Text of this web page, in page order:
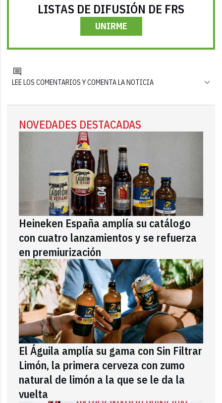
LISTAS DE DIFUSIÓN DE FRS
UNIRME
LEE LOS COMENTARIOS Y COMENTA LA NOTICIA
NOVEDADES DESTACADAS
Heineken España amplía su catálogo
con cuatro lanzamientos y se refuerza
en premiurización
El Águila amplía su gama con Sin Filtrar
Limón, la primera cerveza con zumo
natural de limón a la que se le da la
vuelta